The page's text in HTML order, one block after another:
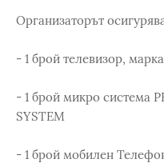
Организаторът
- 1 брой телевизор,
- 1 брой микро система
SYSTEM
- 1 брой мобилен